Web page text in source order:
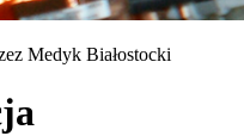
Medyk Białostocki